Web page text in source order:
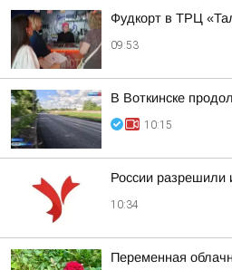
Фудкорт в ТРЦ
09:53
В Воткинске
10:15
России разрешили
10:34
Переменная